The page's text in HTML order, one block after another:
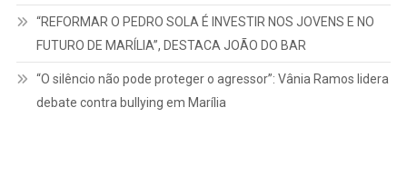
“REFORMAR O PEDRO SOLA É INVESTIR NOS JOVENS E NO
FUTURO DE MARÍLIA”, DESTACA JOÃO DO BAR
“O silêncio não pode proteger o agressor”: Vânia Ramos lidera
debate contra bullying em Marília